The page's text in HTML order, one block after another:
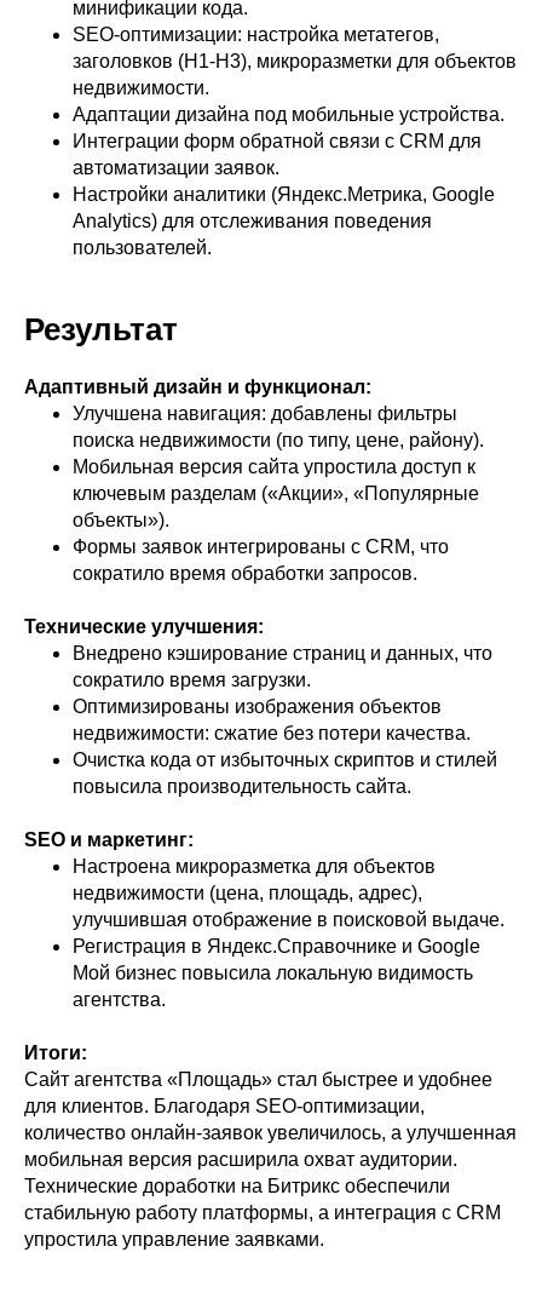
минификации кода.
SEO-оптимизации: настройка метатегов,
заголовков (H1-H3), микроразметки для объектов
недвижимости.
Адаптации дизайна под мобильные устройства.
Интеграции форм обратной связи с CRM для
автоматизации заявок.
Настройки аналитики (Яндекс.Метрика, Google
Analytics) для отслеживания поведения
пользователей.
Результат
Адаптивный дизайн и функционал:
Улучшена навигация: добавлены фильтры
поиска недвижимости (по типу, цене, району).
Мобильная версия сайта упростила доступ к
ключевым разделам («Акции», «Популярные
объекты»).
Формы заявок интегрированы с CRM, что
сократило время обработки запросов.
Технические улучшения:
Внедрено кэширование страниц и данных, что
сократило время загрузки.
Оптимизированы изображения объектов
недвижимости: сжатие без потери качества.
Очистка кода от избыточных скриптов и стилей
повысила производительность сайта.
SEO и маркетинг:
Настроена микроразметка для объектов
недвижимости (цена, площадь, адрес),
улучшившая отображение в поисковой выдаче.
Регистрация в Яндекс.Справочнике и Google
Мой бизнес повысила локальную видимость
агентства.
Итоги:
Сайт агентства «Площадь» стал быстрее и удобнее
для клиентов. Благодаря SEO-оптимизации,
количество онлайн-заявок увеличилось, а улучшенная
мобильная версия расширила охват аудитории.
Технические доработки на Битрикс обеспечили
стабильную работу платформы, а интеграция с CRM
упростила управление заявками.